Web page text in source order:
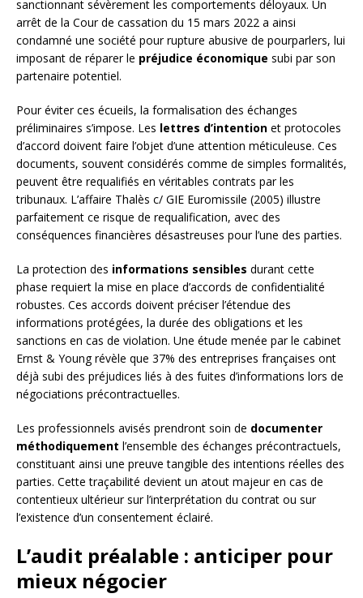
sanctionnant sévèrement les comportements déloyaux. Un
arrêt de la Cour de cassation du 15 mars 2022 a ainsi
condamné une société pour rupture abusive de pourparlers, lui
imposant de réparer le préjudice économique subi par son
partenaire potentiel.
Pour éviter ces écueils, la formalisation des échanges
préliminaires s’impose. Les lettres d’intention et protocoles
d’accord doivent faire l’objet d’une attention méticuleuse. Ces
documents, souvent considérés comme de simples formalités,
peuvent être requalifiés en véritables contrats par les
tribunaux. L’affaire Thalès c/ GIE Euromissile (2005) illustre
parfaitement ce risque de requalification, avec des
conséquences financières désastreuses pour l’une des parties.
La protection des informations sensibles durant cette
phase requiert la mise en place d’accords de confidentialité
robustes. Ces accords doivent préciser l’étendue des
informations protégées, la durée des obligations et les
sanctions en cas de violation. Une étude menée par le cabinet
Ernst & Young révèle que 37% des entreprises françaises ont
déjà subi des préjudices liés à des fuites d’informations lors de
négociations précontractuelles.
Les professionnels avisés prendront soin de documenter
méthodiquement l’ensemble des échanges précontractuels,
constituant ainsi une preuve tangible des intentions réelles des
parties. Cette traçabilité devient un atout majeur en cas de
contentieux ultérieur sur l’interprétation du contrat ou sur
l’existence d’un consentement éclairé.
L’audit préalable : anticiper pour
mieux négocier